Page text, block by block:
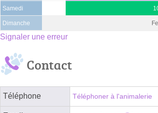
Samedi
Dimanche
Signaler une erreur
Contact
Téléphone Téléphoner à l'animalerie